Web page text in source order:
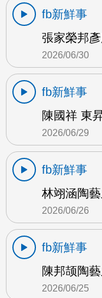
fb新鮮事
張家榮邦
2026/06/30
fb新鮮事
陳國祥 東
2026/06/29
fb新鮮事
林翊涵陶
2026/06/26
fb新鮮事
陳邦颉陶
2026/06/25